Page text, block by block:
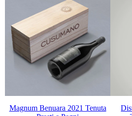
Magnum Benuara 2021 Tenuta